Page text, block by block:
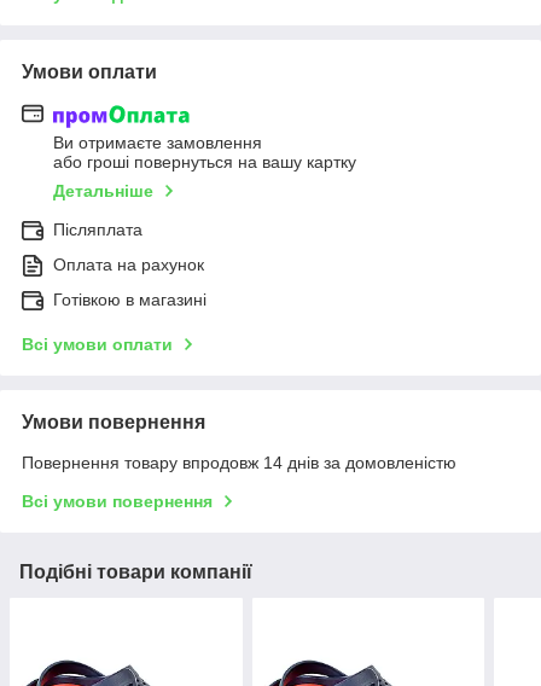
Умови оплати
Ви отримаєте замовлення
або гроші повернуться на вашу картку
Детальніше
Післяплата
Оплата на рахунок
Готівкою в магазині
Всі умови оплати
Умови повернення
Повернення товару впродовж 14 днів за домовленістю
Всі умови повернення
Подібні товари компанії